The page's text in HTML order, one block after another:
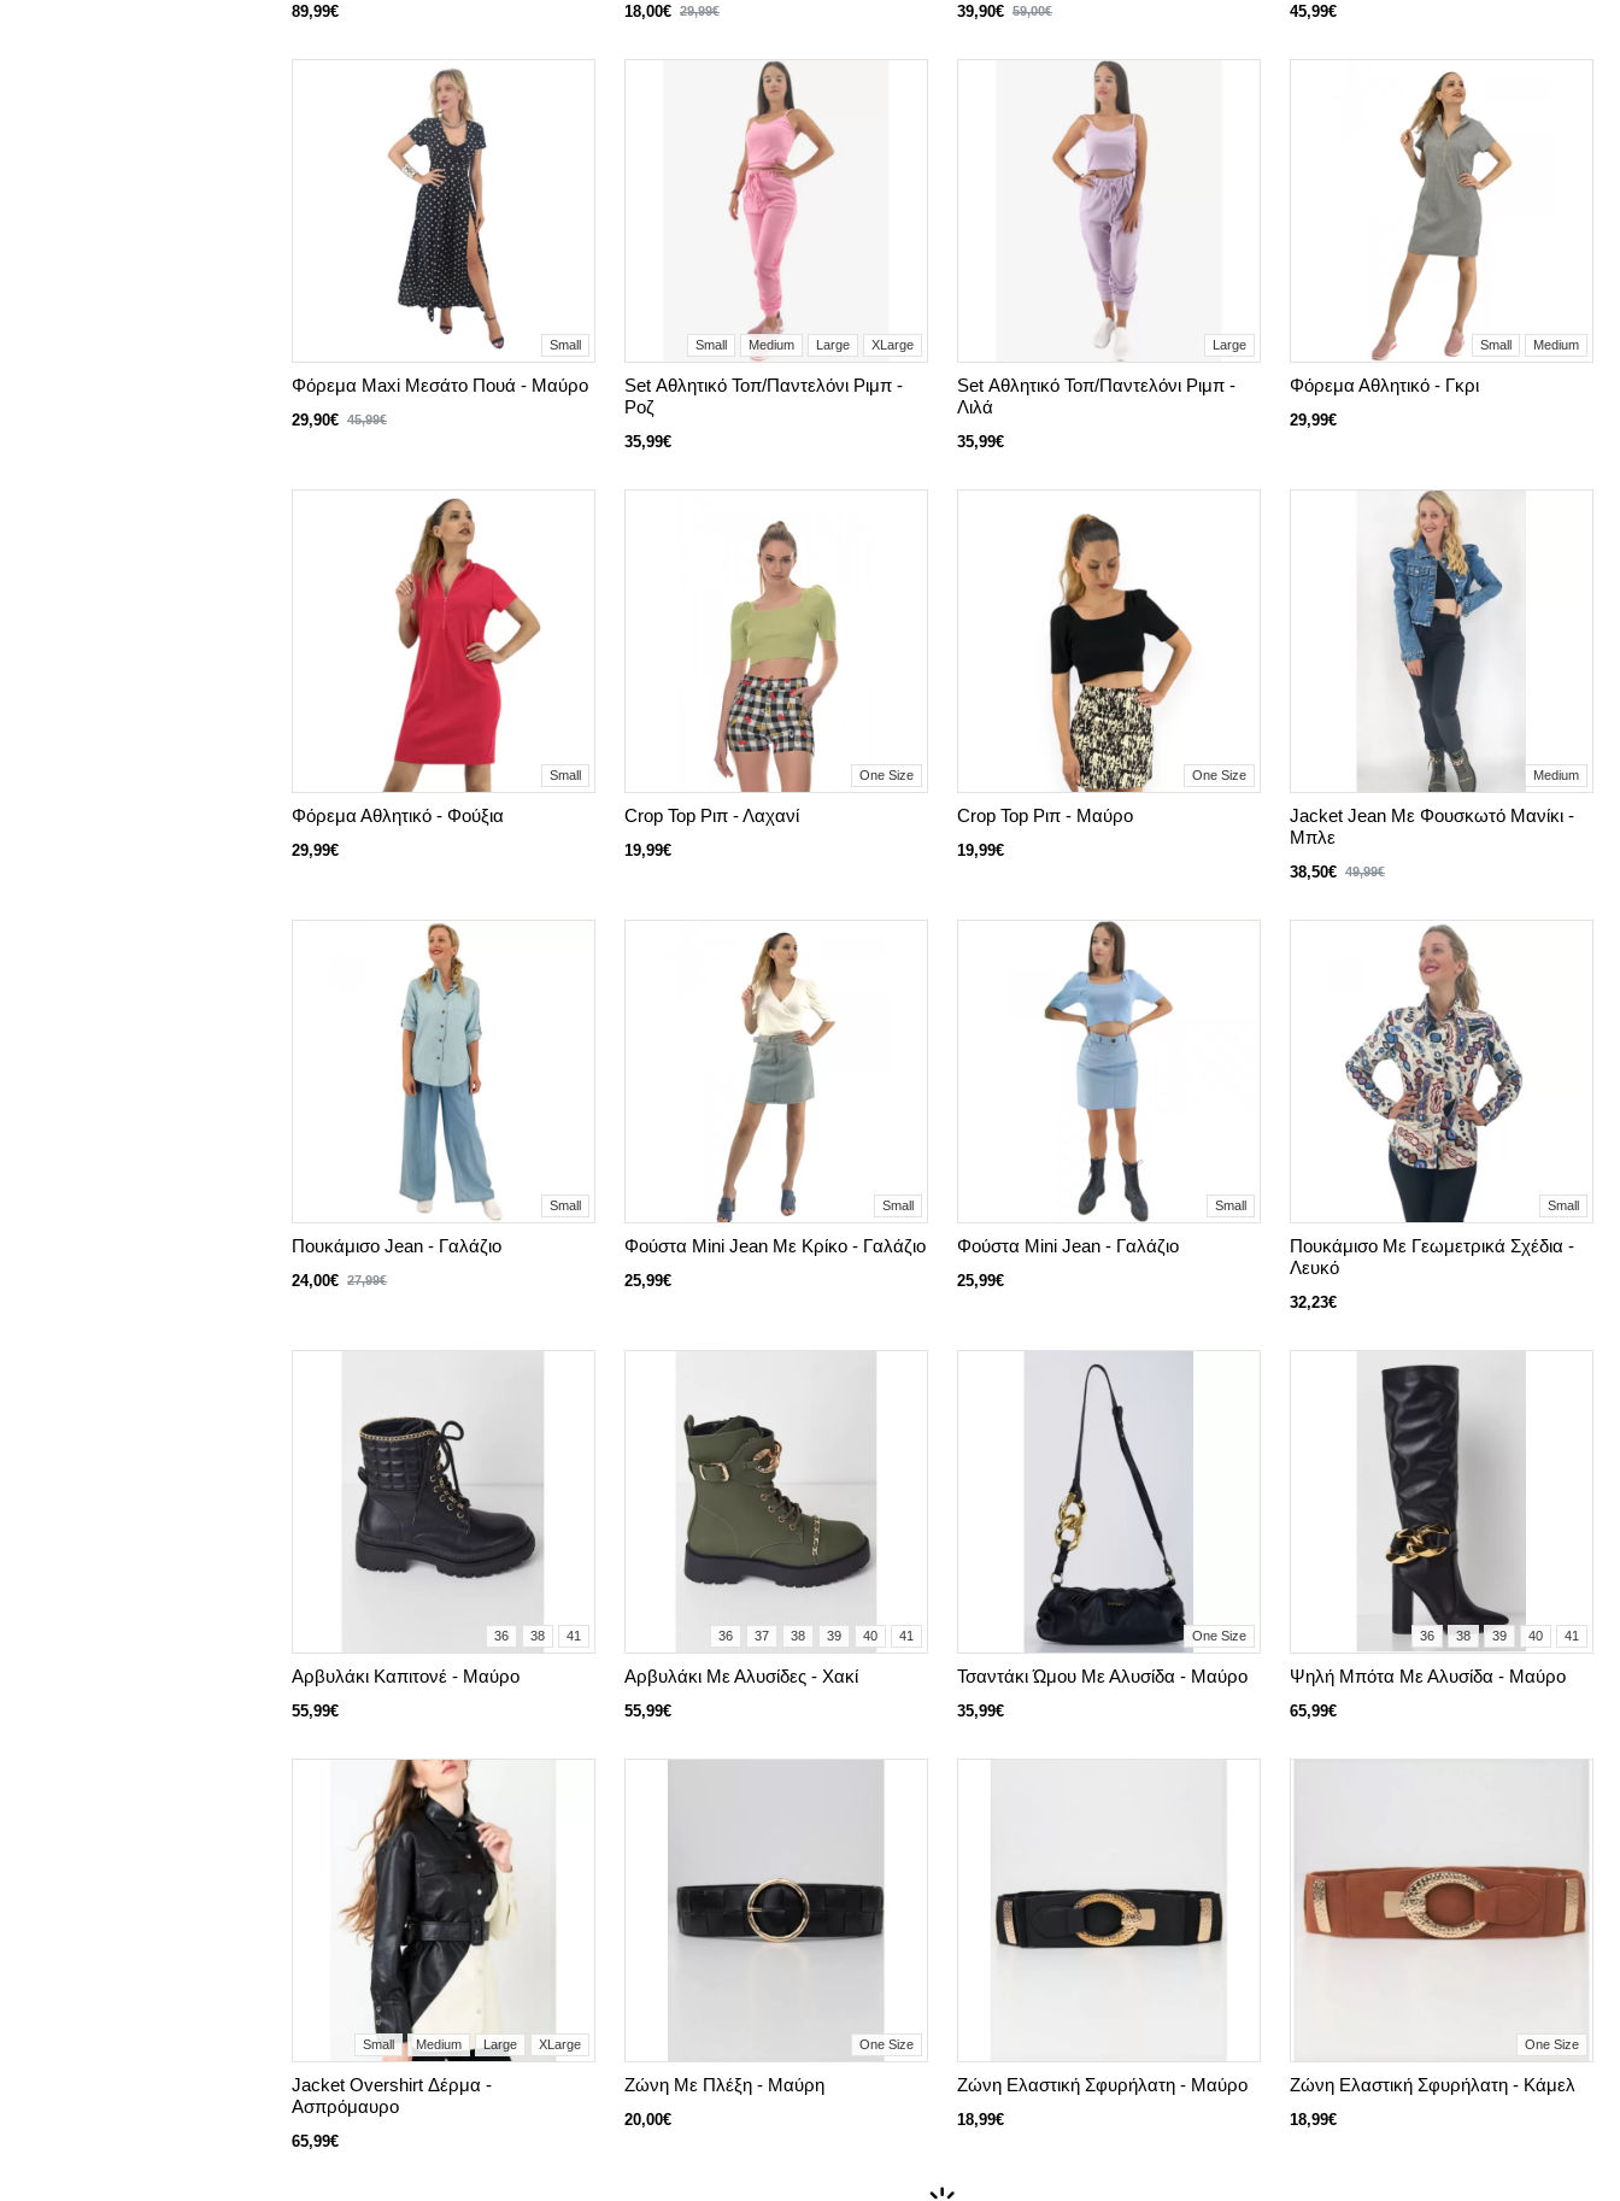
89,99€ 18,00€ 29,99€ 39,90€ 59,00€ 45,99€
Small
Φόρεμα Maxi Μεσάτο Πουά - Μαύρο
29,90€ 45,99€
Small Medium Large XLarge
Set Αθλητικό Τοπ/Παντελόνι Ριμπ -
Ροζ
35,99€
Large
Set Αθλητικό Τοπ/Παντελόνι Ριμπ -
Λιλά
35,99€
Small Medium
Φόρεμα Αθλητικό - Γκρι
29,99€
Small
Φόρεμα Αθλητικό - Φούξια
29,99€
One Size
Crop Top Ριπ - Λαχανί
19,99€
One Size
Crop Top Ριπ - Μαύρο
19,99€
Medium
Jacket Jean Με Φουσκωτό Μανίκι -
Μπλε
38,50€ 49,99€
Small
Πουκάμισο Jean - Γαλάζιο
24,00€ 27,99€
Small
Φούστα Mini Jean Με Κρίκο - Γαλάζιο
25,99€
Small
Φούστα Mini Jean - Γαλάζιο
25,99€
Small
Πουκάμισο Με Γεωμετρικά Σχέδια -
Λευκό
32,23€
36 38 41
Αρβυλάκι Καπιτονέ - Μαύρο
55,99€
36 37 38 39 40 41
Αρβυλάκι Με Αλυσίδες - Χακί
55,99€
One Size
Τσαντάκι Ώμου Με Αλυσίδα - Μαύρο
35,99€
36 38 39 40 41
Ψηλή Μπότα Με Αλυσίδα - Μαύρο
65,99€
Small Medium Large XLarge
Jacket Overshirt Δέρμα -
Ασπρόμαυρο
65,99€
One Size
Ζώνη Με Πλέξη - Μαύρη
20,00€
Ζώνη Ελαστική Σφυρήλατη - Μαύρο
18,99€
One Size
Ζώνη Ελαστική Σφυρήλατη - Κάμελ
18,99€